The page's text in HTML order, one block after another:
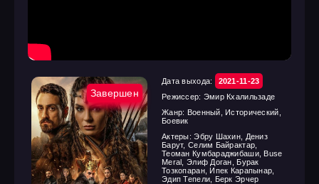
Завершен
Дата выхода:
2021-11-23
Режиссер: Эмир Кхалильзаде
Жанр: Военный, Исторический,
Боевик
Актеры:Эбру Шахин, Дениз
Барут, Селим Байрактар,
Теоман Кумбараджибаши, Buse
Meral, Элиф Доган, Бурак
Тозкопаран, Ипек Карапынар,
Эдип Тепели, Берк Эрчер